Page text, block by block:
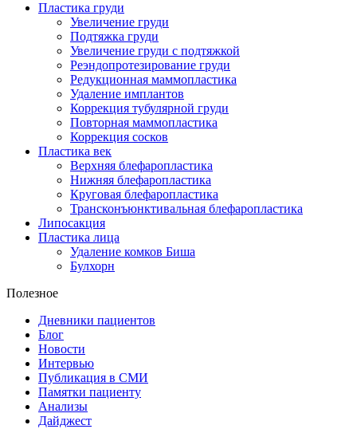
Пластика груди
Увеличение груди
Подтяжка груди
Увеличение груди с подтяжкой
Реэндопротезирование груди
Редукционная маммопластика
Удаление имплантов
Коррекция тубулярной груди
Повторная маммопластика
Коррекция сосков
Пластика век
Верхняя блефаропластика
Нижняя блефаропластика
Круговая блефаропластика
Трансконъюнктивальная блефаропластика
Липосакция
Пластика лица
Удаление комков Биша
Булхорн
Полезное
Дневники пациентов
Блог
Новости
Интервью
Публикация в СМИ
Памятки пациенту
Анализы
Дайджест